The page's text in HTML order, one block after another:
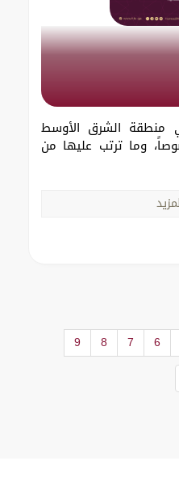
منطقة الشرق الأوسط
وما ترتب عليها من
6
7
8
9